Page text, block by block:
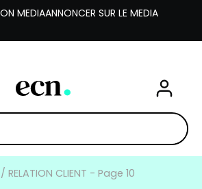
MEDIAANNONCER SUR LE MEDIA
/ RELATION CLIENT - Page 10